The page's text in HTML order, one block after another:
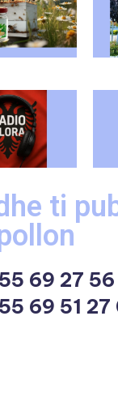
ti
69 27 56
69 51 27